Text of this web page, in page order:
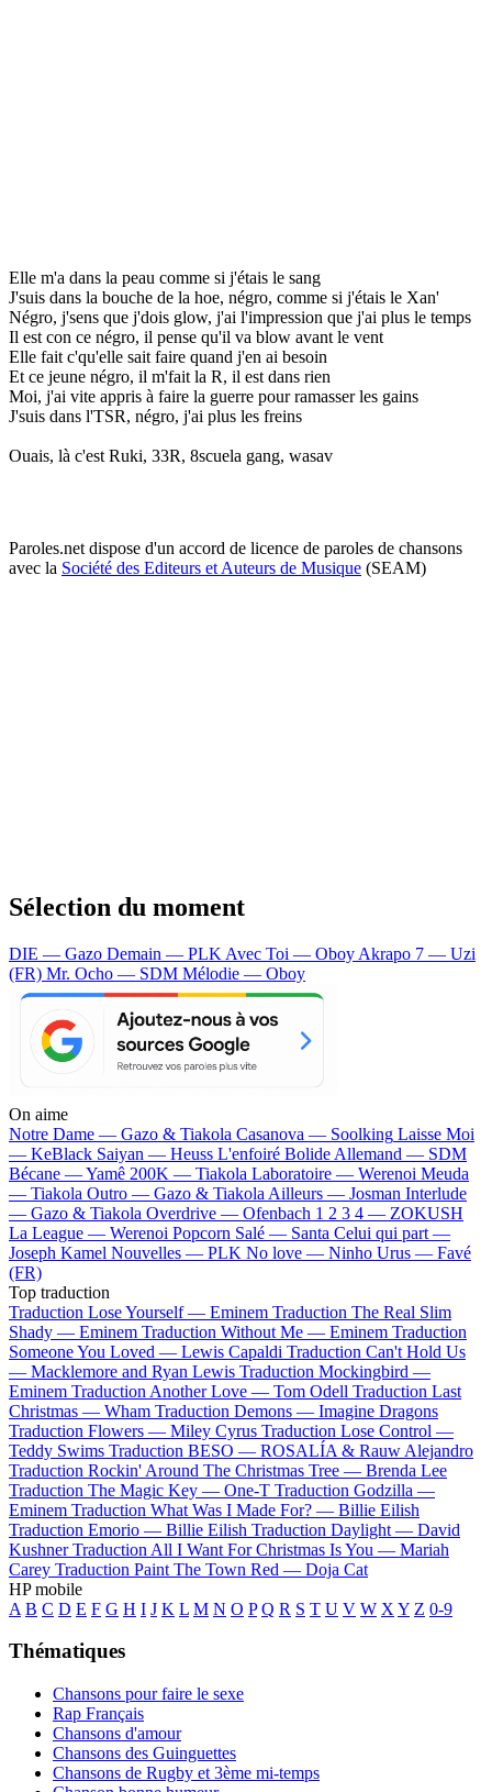
Elle m'a dans la peau comme si j'étais le sang
J'suis dans la bouche de la hoe, négro, comme si j'étais le Xan'
Négro, j'sens que j'dois glow, j'ai l'impression que j'ai plus le temps
Il est con ce négro, il pense qu'il va blow avant le vent
Elle fait c'qu'elle sait faire quand j'en ai besoin
Et ce jeune négro, il m'fait la R, il est dans rien
Moi, j'ai vite appris à faire la guerre pour ramasser les gains
J'suis dans l'TSR, négro, j'ai plus les freins
Ouais, là c'est Ruki, 33R, 8scuela gang, wasav
Paroles.net dispose d'un accord de licence de paroles de chansons
avec la Société des Editeurs et Auteurs de Musique (SEAM)
Sélection du moment
DIE — Gazo Demain — PLK Avec Toi — Oboy Akrapo 7 — Uzi
(FR) Mr. Ocho — SDM Mélodie — Oboy
On aime
Notre Dame — Gazo & Tiakola Casanova — Soolking Laisse Moi
— KeBlack Saiyan — Heuss L'enfoiré Bolide Allemand — SDM
Bécane —Yamê 200K — Tiakola Laboratoire — Werenoi Meuda
— Tiakola Outro — Gazo & Tiakola Ailleurs — Josman Interlude
— Gazo & Tiakola Overdrive — Ofenbach 1 2 3 4 — ZOKUSH
La League — Werenoi Popcorn Salé — Santa Celui qui part —
Joseph Kamel Nouvelles — PLK No love — Ninho Urus — Favé
(FR)
Top traduction
Traduction Lose Yourself — Eminem Traduction The Real Slim
Shady — Eminem Traduction Without Me — Eminem Traduction
Someone You Loved — Lewis Capaldi Traduction Can't Hold Us
— Macklemore and Ryan Lewis Traduction Mockingbird —
Eminem Traduction Another Love — Tom Odell Traduction Last
Christmas — Wham Traduction Demons — Imagine Dragons
Traduction Flowers — Miley Cyrus Traduction Lose Control —
Teddy Swims Traduction BESO — ROSALÍA & Rauw Alejandro
Traduction Rockin' Around The Christmas Tree — Brenda Lee
Traduction The Magic Key — One-T Traduction Godzilla —
Eminem Traduction What Was I Made For? — Billie Eilish
Traduction Emorio — Billie Eilish Traduction Daylight — David
Kushner Traduction All I Want For Christmas Is You — Mariah
Carey Traduction Paint The Town Red — Doja Cat
HP mobile
A B C D E F G H I J K L M N O P Q R S T U V W X Y Z 0-9
Thématiques
Chansons pour faire le sexe
Rap Français
Chansons d'amour
Chansons des Guinguettes
Chansons de Rugby et 3ème mi-temps